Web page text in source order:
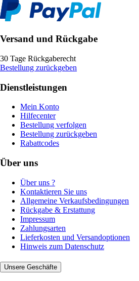
Versand und Rückgabe
30 Tage Rückgaberecht
Bestellung zurückgeben
Dienstleistungen
Mein Konto
Hilfecenter
Bestellung verfolgen
Bestellung zurückgeben
Rabattcodes
Über uns
Über uns ?
Kontaktieren Sie uns
Allgemeine Verkaufsbedingungen
Rückgabe & Erstattung
Impressum
Zahlungsarten
Lieferkosten und Versandoptionen
Hinweis zum Datenschutz
Unsere Geschäfte